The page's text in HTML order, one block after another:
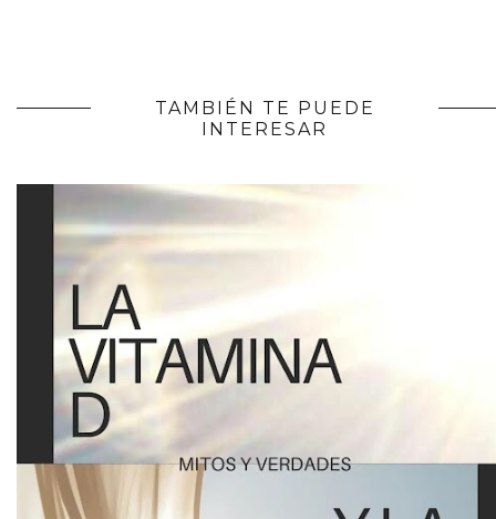
TAMBIÉN TE PUEDE
INTERESAR